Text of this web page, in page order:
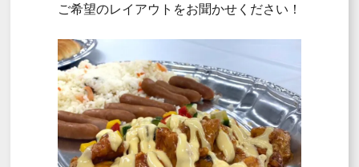
ご希望のレイアウトをお聞かせください！